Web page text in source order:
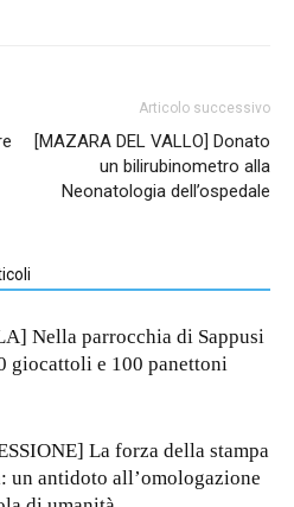
Articolo successivo
[MAZARA DEL VALLO] Donato
un bilirubinometro alla
Neonatologia dell’ospedale
Nella parrocchia di Sappusi
giocattoli e 100 panettoni
La forza della stampa
un antidoto all’omologazione